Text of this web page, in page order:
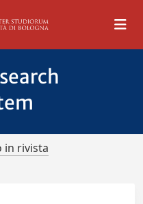
in rivista